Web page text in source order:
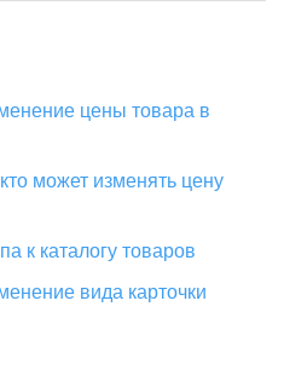
цены товара в
может изменять цену
к каталогу товаров
вида карточки